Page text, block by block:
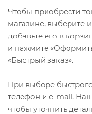
Чтобы приобрести
магазине, выберите
добавьте его в
и нажмите
«Быстрый заказ».
При выборе
телефон и e-mail.
чтобы уточнить